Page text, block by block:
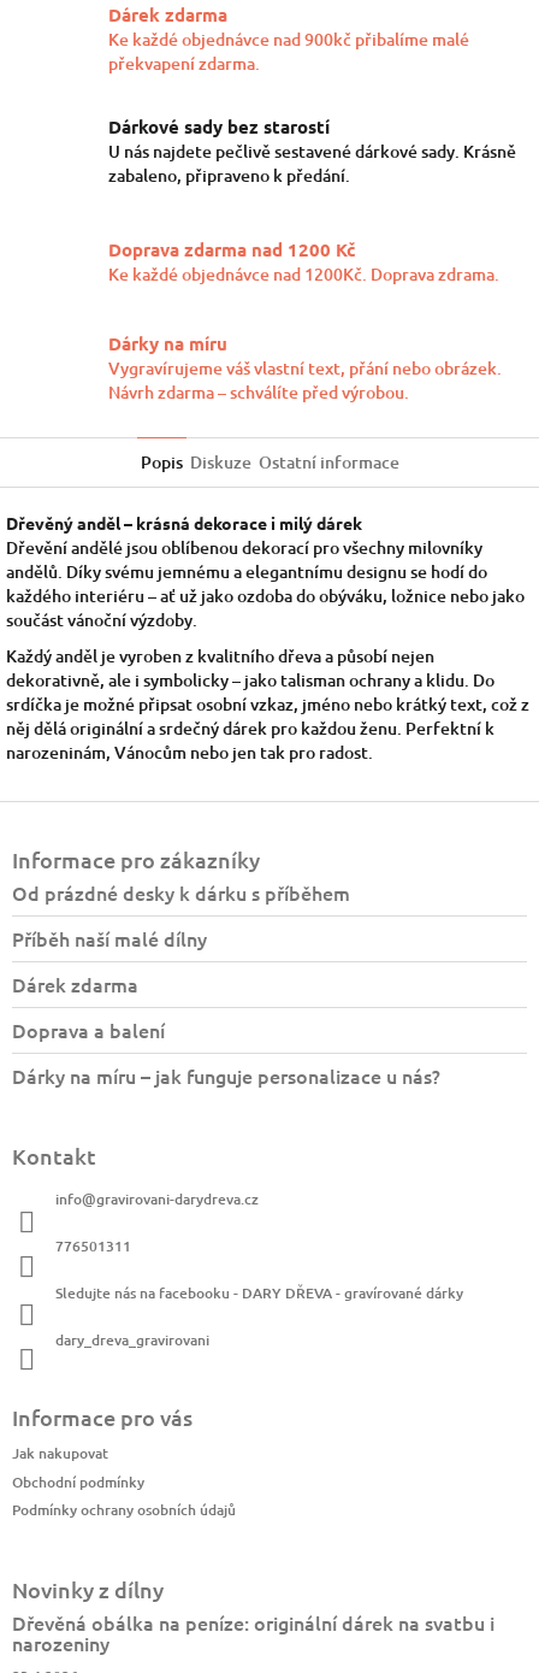
Dárek zdarma
Ke každé objednávce nad 900kč přibalíme malé
překvapení zdarma.
Dárkové sady bez starostí
U nás najdete pečlivě sestavené dárkové sady. Krásně
zabaleno, připraveno k předání.
Doprava zdarma nad 1200 Kč
Ke každé objednávce nad 1200Kč. Doprava zdrama.
Dárky na míru
Vygravírujeme váš vlastní text, přání nebo obrázek.
Návrh zdarma – schválíte před výrobou.
Popis Diskuze Ostatní informace
Dřevěný anděl – krásná dekorace i milý dárek
Dřevění andělé jsou oblíbenou dekorací pro všechny milovníky
andělů. Díky svému jemnému a elegantnímu designu se hodí do
každého interiéru – ať už jako ozdoba do obýváku, ložnice nebo jako
součást vánoční výzdoby.
Každý anděl je vyroben z kvalitního dřeva a působí nejen
dekorativně, ale i symbolicky – jako talisman ochrany a klidu. Do
srdíčka je možné připsat osobní vzkaz, jméno nebo krátký text, což z
něj dělá originální a srdečný dárek pro každou ženu. Perfektní k
narozeninám, Vánocům nebo jen tak pro radost.
Informace pro zákazníky
Od prázdné desky k dárku s příběhem
Příběh naší malé dílny
Dárek zdarma
Doprava a balení
Dárky na míru – jak funguje personalizace u nás?
Kontakt
info@gravirovani-darydreva.cz
776501311
Sledujte nás na facebooku - DARY DŘEVA - gravírované dárky
dary_dreva_gravirovani
Informace pro vás
Jak nakupovat
Obchodní podmínky
Podmínky ochrany osobních údajů
Novinky z dílny
Dřevěná obálka na peníze: originální dárek na svatbu i
narozeniny